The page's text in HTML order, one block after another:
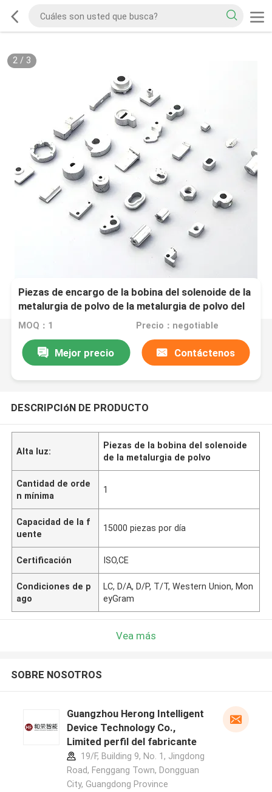
2/ 3
Piezas de encargo de la bobina del solenoide de la
metalurgia de polvo de la metalurgia de polvo del
tratamiento térmico superficial
MOQ：1 Precio：negotiable
Mejor precio Contáctenos
DESCRIPCIóN DE PRODUCTO
Alta luz:
Piezas de la bobina del solenoide
de la metalurgia de polvo
Cantidad de orde
n mínima
1
Capacidad de la f
uente
15000 piezas por día
Certificación ISO,CE
Condiciones de p
ago
LC, D/A, D/P, T/T, Western Union, Mon
eyGram
Vea más
SOBRE NOSOTROS
Guangzhou Herong Intelligent
Device Technology Co.,
Limited perfil del fabricante
19/F, Building 9, No. 1, Jingdong
Road, Fenggang Town, Dongguan
City, Guangdong Province